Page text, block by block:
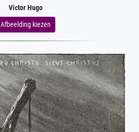
Victor Hugo
Afbeelding kiezen